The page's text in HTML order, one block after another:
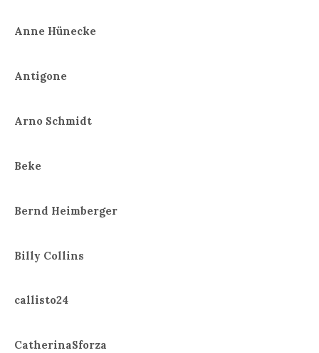
Anne Hünecke
Antigone
Arno Schmidt
Beke
Bernd Heimberger
Billy Collins
callisto24
CatherinaSforza